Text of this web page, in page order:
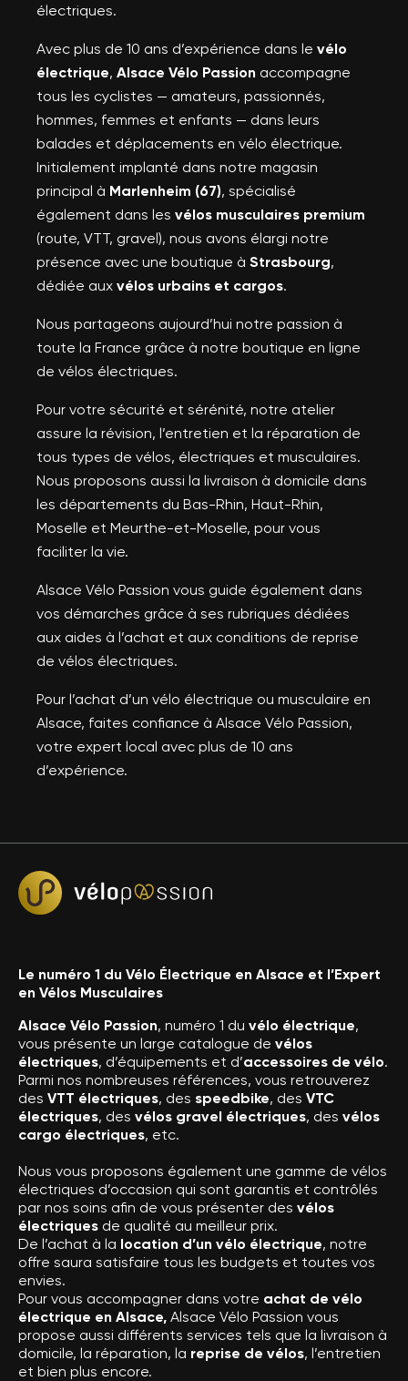
électriques.
Avec plus de 10 ans d’expérience dans le vélo
électrique, Alsace Vélo Passion accompagne
tous les cyclistes — amateurs, passionnés,
hommes, femmes et enfants — dans leurs
balades et déplacements en vélo électrique.
Initialement implanté dans notre magasin
principal à Marlenheim (67), spécialisé
également dans les vélos musculaires premium
(route, VTT, gravel), nous avons élargi notre
présence avec une boutique à Strasbourg,
dédiée aux vélos urbains et cargos.
Nous partageons aujourd’hui notre passion à
toute la France grâce à notre boutique en ligne
de vélos électriques.
Pour votre sécurité et sérénité, notre atelier
assure la révision, l’entretien et la réparation de
tous types de vélos, électriques et musculaires.
Nous proposons aussi la livraison à domicile dans
les départements du Bas-Rhin, Haut-Rhin,
Moselle et Meurthe-et-Moselle, pour vous
faciliter la vie.
Alsace Vélo Passion vous guide également dans
vos démarches grâce à ses rubriques dédiées
aux aides à l’achat et aux conditions de reprise
de vélos électriques.
Pour l’achat d’un vélo électrique ou musculaire en
Alsace, faites confiance à Alsace Vélo Passion,
votre expert local avec plus de 10 ans
d’expérience.
Le numéro 1 du Vélo Électrique en Alsace et l’Expert
en Vélos Musculaires
Alsace Vélo Passion, numéro 1 du vélo électrique,
vous présente un large catalogue de vélos
électriques, d’équipements et d’accessoires de vélo.
Parmi nos nombreuses références, vous retrouverez
des VTT électriques, des speedbike, des VTC
électriques, des vélos gravel électriques, des vélos
cargo électriques, etc.
Nous vous proposons également une gamme de vélos
électriques d’occasion qui sont garantis et contrôlés
par nos soins afin de vous présenter des vélos
électriques de qualité au meilleur prix.
De l’achat à la location d’un vélo électrique, notre
offre saura satisfaire tous les budgets et toutes vos
envies.
Pour vous accompagner dans votre achat de vélo
électrique en Alsace, Alsace Vélo Passion vous
propose aussi différents services tels que la livraison à
domicile, la réparation, la reprise de vélos, l’entretien
et bien plus encore.